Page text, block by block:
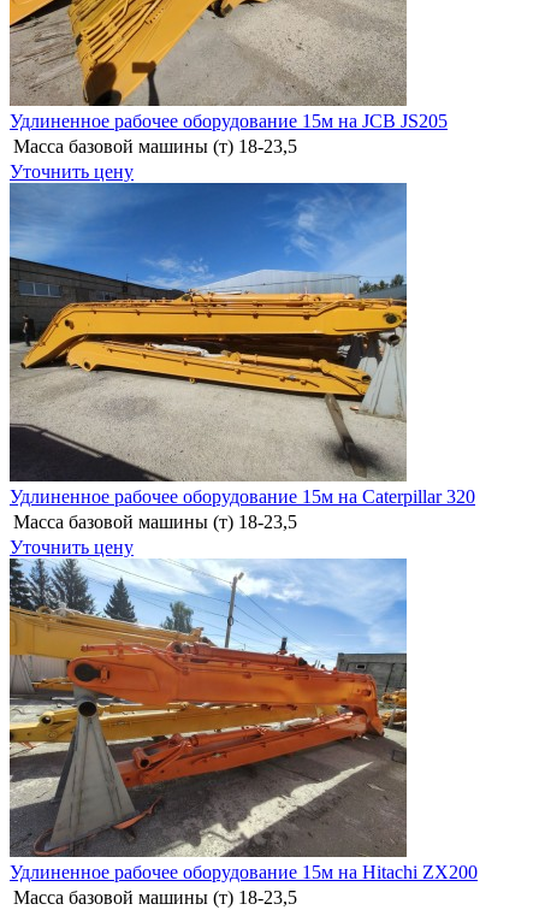
Удлиненное рабочее оборудование 15м на JCB JS205
Масса базовой машины (т) 18-23,5
Уточнить цену
Удлиненное рабочее оборудование 15м на Caterpillar 320
Масса базовой машины (т) 18-23,5
Уточнить цену
Удлиненное рабочее оборудование 15м на Hitachi ZX200
Масса базовой машины (т) 18-23,5